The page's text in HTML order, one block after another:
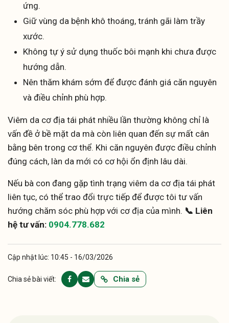
ứng.
Giữ vùng da bệnh khô thoáng, tránh gãi làm trầy
xước.
Không tự ý sử dụng thuốc bôi mạnh khi chưa được
hướng dẫn.
Nên thăm khám sớm để được đánh giá căn nguyên
và điều chỉnh phù hợp.
Viêm da cơ địa tái phát nhiều lần thường không chỉ là
vấn đề ở bề mặt da mà còn liên quan đến sự mất cân
bằng bên trong cơ thể. Khi căn nguyên được điều chỉnh
đúng cách, làn da mới có cơ hội ổn định lâu dài.
Nếu bà con đang gặp tình trạng viêm da cơ địa tái phát
liên tục, có thể trao đổi trực tiếp để được tôi tư vấn
hướng chăm sóc phù hợp với cơ địa của mình. 📞 Liên
hệ tư vấn: 0904.778.682
Cập nhật lúc: 10:45 - 16/03/2026
Chia sẻ bài viết: Chia sẻ